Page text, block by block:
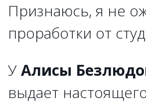
Признаюсь, я не
проработки от
УАлисы
выдает